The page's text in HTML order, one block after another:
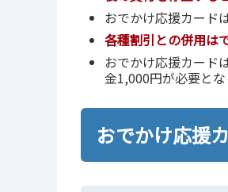
おでかけ応援カードは
各種割引との併用は
おでかけ応援カードは
金1,000円が必要とな
おでかけ応援